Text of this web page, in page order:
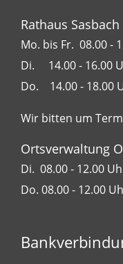
Rathaus Sasbach
Mo. bis Fr. 08.00 -
Di. 14.00 - 16.00
Do. 14.00 - 18.00
Wir bitten um
Ortsverwaltung
Di. 08.00 - 12.00
Do. 08.00 - 12.00